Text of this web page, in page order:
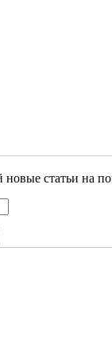
статьи на